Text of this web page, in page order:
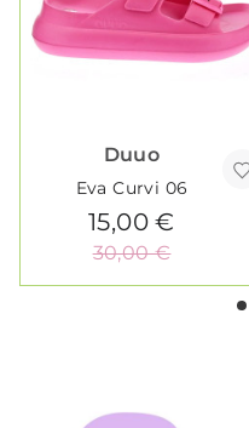
Duuo
Eva Curvi 06
15,00 €
30,00 €